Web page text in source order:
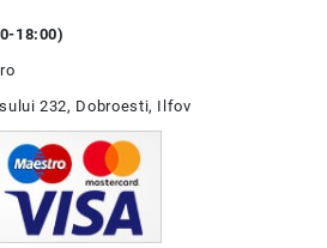
18:00)
232, Dobroesti, Ilfov